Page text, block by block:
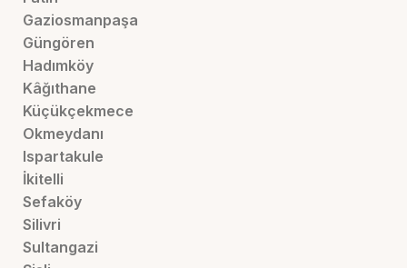
Gaziosmanpaşa
Güngören
Hadımköy
Kâğıthane
Küçükçekmece
Okmeydanı
Ispartakule
İkitelli
Sefaköy
Silivri
Sultangazi